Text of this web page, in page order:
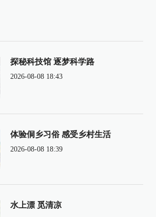
探秘科技馆 逐梦科学路
2026-08-08 18:43
体验侗乡习俗 感受乡村生活
2026-08-08 18:39
水上漂 觅清凉